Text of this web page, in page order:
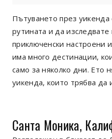
Пътуването през
рутината и да
приключенски настроени
има много дестинации,
само за няколко дни. Ето
уикенда, които трябва да
Санта Моника,